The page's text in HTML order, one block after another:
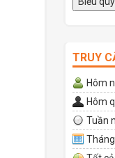
TRUY
Hôm
Hôm
Tuần